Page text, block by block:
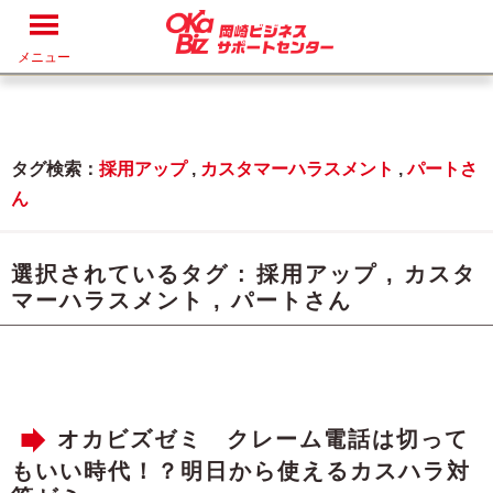
メニュー
タグ検索： 採用アップ, カスタマーハラスメント ,パートさ
ん
選択されているタグ : 採用アップ , カスタ
マーハラスメント
,パートさん
オカビズゼミ クレーム電話は切って
もいい時代！？明日から使えるカスハラ対